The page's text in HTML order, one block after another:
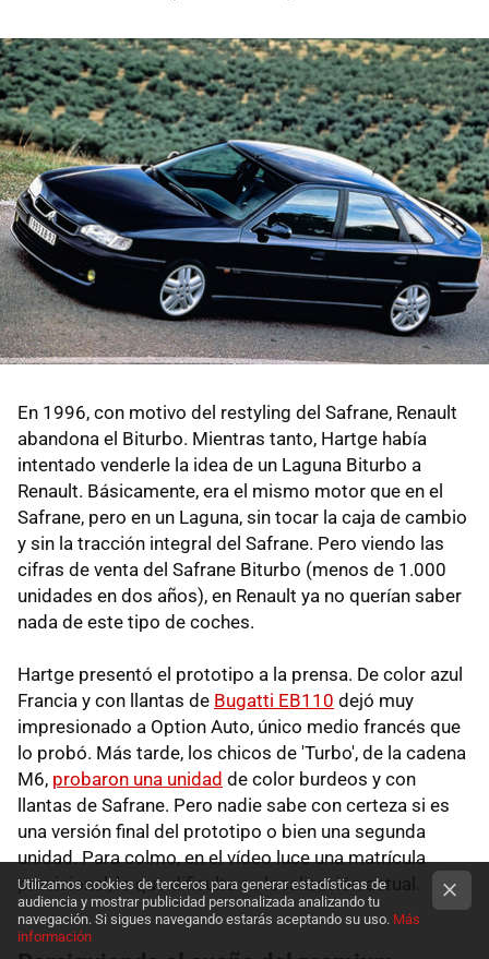
En 1996, con motivo del restyling del Safrane, Renault
abandona el Biturbo. Mientras tanto, Hartge había
intentado venderle la idea de un Laguna Biturbo a
Renault. Básicamente, era el mismo motor que en el
Safrane, pero en un Laguna, sin tocar la caja de cambio
y sin la tracción integral del Safrane. Pero viendo las
cifras de venta del Safrane Biturbo (menos de 1.000
unidades en dos años), en Renault ya no querían saber
nada de este tipo de coches.
Hartge presentó el prototipo a la prensa. De color azul
Francia y con llantas de Bugatti EB110 dejó muy
impresionado a Option Auto, único medio francés que
lo probó. Más tarde, los chicos de 'Turbo', de la cadena
M6, probaron una unidad de color burdeos y con
llantas de Safrane. Pero nadie sabe con certeza si es
una versión final del prototipo o bien una segunda
unidad. Para colmo, en el vídeo luce una matrícula
provisional, lo que dificulta su localización actual.
Utilizamos cookies de terceros para generar estadísticas de
audiencia y mostrar publicidad personalizada analizando tu
navegación. Si sigues navegando estarás aceptando su uso. Más
información